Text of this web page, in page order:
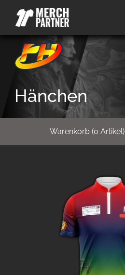
Hänchen
Warenkorb (0 Artikel)